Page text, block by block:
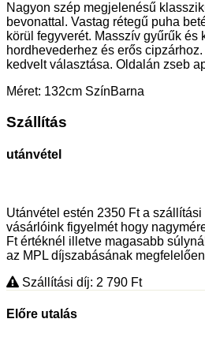
Nagyon szép megjelenésű
bevonattal. Vastag rétegű puha
körül fegyverét. Masszív gyűrűk és
hordhevederhez és erős
kedvelt választása. Oldalán zseb
Méret: 132cm SzínBarna
Szállítás
utánvétel
Utánvétel estén 2350 Ft a
vásárlóink figyelmét hogy
Ft értéknél illetve magasabb
az MPL díjszabásának
Szállítási díj: 2 790 Ft
Előre utalás